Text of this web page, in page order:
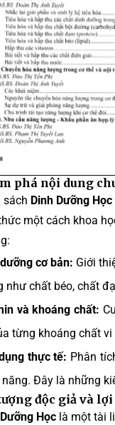
phá nội dung
sách Dinh Dưỡng Học
một cách khoa
cơ bản: Giới
như chất béo, chất
và khoáng chất:
từng khoáng chất
thực tế: Phân
Đây là những
độc giả và
Học là một tài